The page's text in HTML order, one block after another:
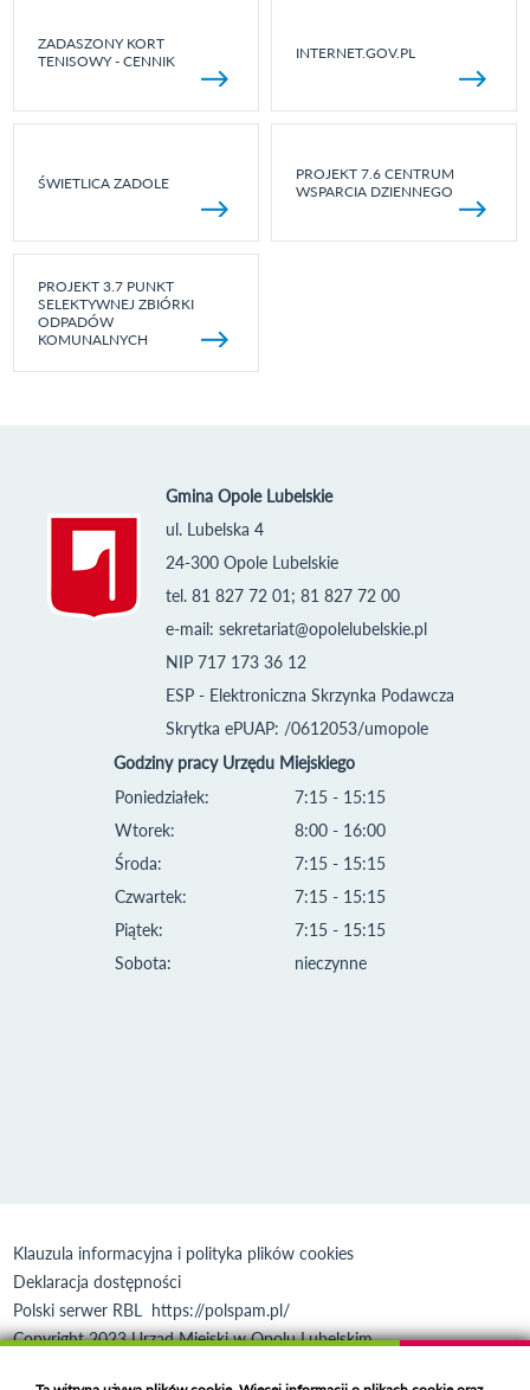
ZADASZONY KORT
TENISOWY - CENNIK
INTERNET.GOV.PL
ŚWIETLICA ZADOLE
PROJEKT 7.6 CENTRUM
WSPARCIA DZIENNEGO
PROJEKT 3.7 PUNKT
SELEKTYWNEJ ZBIÓRKI
ODPADÓW
KOMUNALNYCH
Gmina Opole Lubelskie
ul. Lubelska 4
24-300 Opole Lubelskie
tel. 81 827 72 01; 81 827 72 00
e-mail: sekretariat@opolelubelskie.pl
NIP 717 173 36 12
ESP - Elektroniczna Skrzynka Podawcza
Skrytka ePUAP: /0612053/umopole
Godziny pracy Urzędu Miejskiego
Poniedziałek:
Wtorek:
Środa:
Czwartek:
Piątek:
Sobota:
7:15 - 15:15
8:00 - 16:00
7:15 - 15:15
7:15 - 15:15
7:15 - 15:15
nieczynne
Klauzula informacyjna i polityka plików cookies
Deklaracja dostępności
Polski serwer RBL https://polspam.pl/
Copyright 2023 Urząd Miejski w Opolu Lubelskim